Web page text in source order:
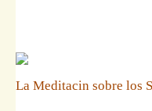
La Meditacin sobre los